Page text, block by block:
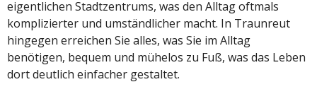
eigentlichen Stadtzentrums, was den Alltag oftmals
komplizierter und umständlicher macht. In Traunreut
hingegen erreichen Sie alles, was Sie im Alltag
benötigen, bequem und mühelos zu Fuß, was das Leben
dort deutlich einfacher gestaltet.